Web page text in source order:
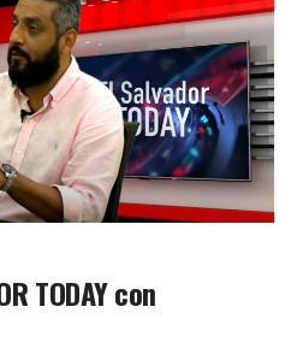
TODAY con